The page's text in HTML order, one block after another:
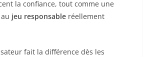
la confiance, tout comme une
jeu responsable réellement
fait la différence dès les